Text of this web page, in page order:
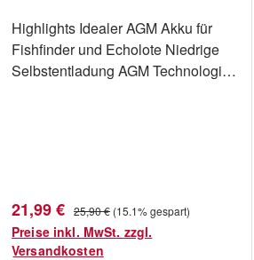
Highlights Idealer AGM Akku für
Fishfinder und Echolote Niedrige
Selbstentladung AGM Technologie
Versand nach GGVS
Verkaufspreis:
21,99 € Regulärer Preis:
25,90 € (15.1% gespart)
Preise inkl. MwSt. zzgl.
Versandkosten